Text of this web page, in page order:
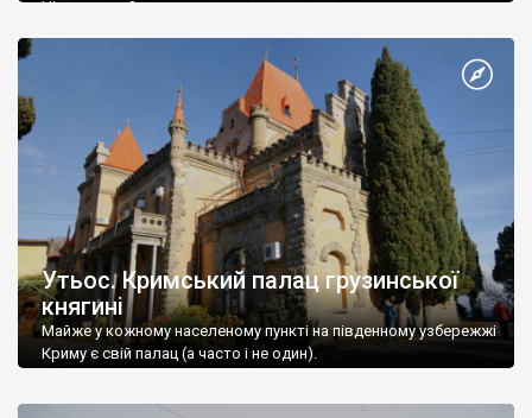
Ніжин греки?
Утьос. Кримський палац грузинської
княгині
Майже у кожному населеному пункті на південному узбережжі
Криму є свій палац (а часто і не один).